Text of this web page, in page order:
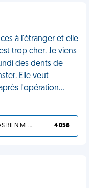
à l'étranger et elle
trop cher. Je viens
des dents de
Elle veut
l'opération...
TU L'AS BIEN MÉRITÉ 4 056